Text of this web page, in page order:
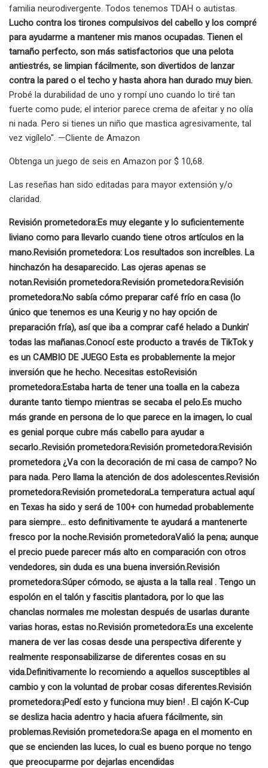
familia neurodivergente. Todos tenemos TDAH o autistas.
Lucho contra los tirones compulsivos del cabello y los compré
para ayudarme a mantener mis manos ocupadas. Tienen el
tamaño perfecto, son más satisfactorios que una pelota
antiestrés, se limpian fácilmente, son divertidos de lanzar
contra la pared o el techo y hasta ahora han durado muy bien.
Probé la durabilidad de uno y rompí uno cuando lo tiré tan
fuerte como pude; el interior parece crema de afeitar y no olía
ni nada. Pero si tienes un niño que mastica agresivamente, tal
vez vigílelo". —Cliente de Amazon
Obtenga un juego de seis en Amazon por $ 10,68.
Las reseñas han sido editadas para mayor extensión y/o
claridad.
Revisión prometedora:Es muy elegante y lo suficientemente
liviano como para llevarlo cuando tiene otros artículos en la
mano.Revisión prometedora: Los resultados son increíbles. La
hinchazón ha desaparecido. Las ojeras apenas se
notan.Revisión prometedora:Revisión prometedora:Revisión
prometedora:No sabía cómo preparar café frío en casa (lo
único que tenemos es una Keurig y no hay opción de
preparación fría), así que iba a comprar café helado a Dunkin'
todas las mañanas.Conocí este producto a través de TikTok y
es un CAMBIO DE JUEGO Esta es probablemente la mejor
inversión que he hecho. Necesitas estoRevisión
prometedora:Estaba harta de tener una toalla en la cabeza
durante tanto tiempo mientras se secaba el pelo.Es mucho
más grande en persona de lo que parece en la imagen, lo cual
es genial porque cubre más cabello para ayudar a
secarlo..Revisión prometedora:Revisión prometedora:Revisión
prometedora ¿Va con la decoración de mi casa de campo? No
para nada. Pero llama la atención de dos adolescentes.Revisión
prometedora:Revisión prometedoraLa temperatura actual aquí
en Texas ha sido y será de 100+ con humedad probablemente
para siempre... esto definitivamente te ayudará a mantenerte
fresco por la noche.Revisión prometedoraValió la pena; aunque
el precio puede parecer más alto en comparación con otros
vendedores, sin duda es una buena inversión.Revisión
prometedora:Súper cómodo, se ajusta a la talla real . Tengo un
espolón en el talón y fascitis plantadora, por lo que las
chanclas normales me molestan después de usarlas durante
varias horas, estas no.Revisión prometedora:Es una excelente
manera de ver las cosas desde una perspectiva diferente y
realmente responsabilizarse de diferentes cosas en su
vida.Definitivamente lo recomiendo a aquellos susceptibles al
cambio y con la voluntad de probar cosas diferentes.Revisión
prometedora:¡Pedí esto y funciona muy bien! . El cajón K-Cup
se desliza hacia adentro y hacia afuera fácilmente, sin
problemas.Revisión prometedora:Se apaga en el momento en
que se encienden las luces, lo cual es bueno porque no tengo
que preocuparme por dejarlas encendidas